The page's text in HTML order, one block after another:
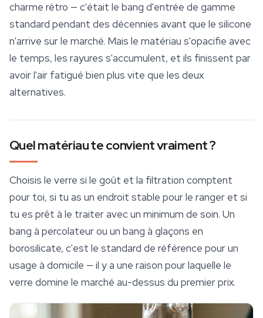
charme rétro — c'était le bang d'entrée de gamme
standard pendant des décennies avant que le silicone
n'arrive sur le marché. Mais le matériau s'opacifie avec
le temps, les rayures s'accumulent, et ils finissent par
avoir l'air fatigué bien plus vite que les deux
alternatives.
Quel matériau te convient vraiment ?
Choisis le verre si le goût et la filtration comptent
pour toi, si tu as un endroit stable pour le ranger et si
tu es prêt à le traiter avec un minimum de soin. Un
bang à percolateur ou un bang à glaçons en
borosilicate, c'est le standard de référence pour un
usage à domicile — il y a une raison pour laquelle le
verre domine le marché au-dessus du premier prix.